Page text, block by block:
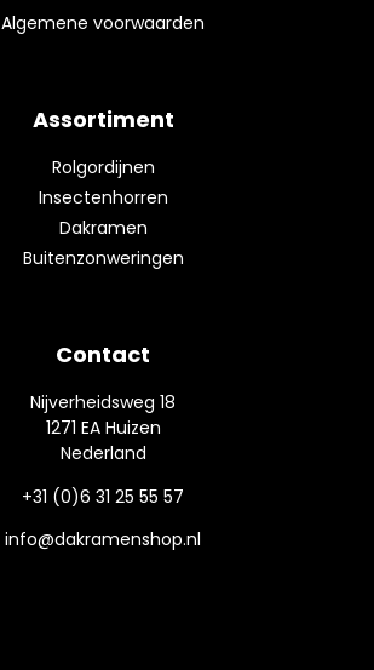
Algemene voorwaarden
Assortiment
Rolgordijnen
Insectenhorren
Dakramen
Buitenzonweringen
Contact
Nijverheidsweg 18
1271 EA Huizen
Nederland
+31 (0)6 31 25 55 57
info@dakramenshop.nl